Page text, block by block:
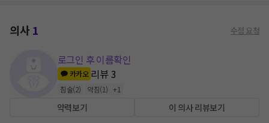
의사1 수정 요청
로그인 후 이름확인
카카오 리뷰3
침술(2) 약침(1) +1
약력보기 이 의사 리뷰보기